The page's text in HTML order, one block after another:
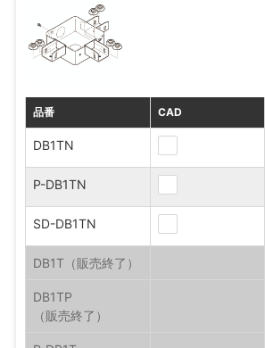
品番 CAD
DB1TN
P-DB1TN
SD-DB1TN
DB1T
DB1TP